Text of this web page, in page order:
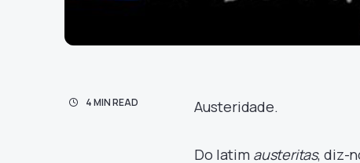
4 MIN READ Austeridade.
Do latim austeritas, diz-